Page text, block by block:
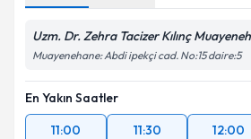
Uzm. Dr. Zehra Tacizer Kılınç
Muayenehane: Abdi ipekçi cad. No:15 daire:5
En Yakın Saatler
11:00
11:30 12:00